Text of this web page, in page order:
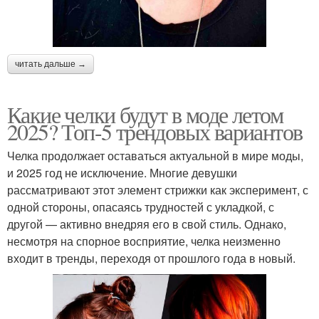
читать дальше →
Какие челки будут в моде летом
2025? Топ-5 трендовых вариантов
Челка продолжает оставаться актуальной в мире моды,
и 2025 год не исключение. Многие девушки
рассматривают этот элемент стрижки как эксперимент, с
одной стороны, опасаясь трудностей с укладкой, с
другой — активно внедряя его в свой стиль. Однако,
несмотря на спорное восприятие, челка неизменно
входит в тренды, переходя от прошлого года в новый.